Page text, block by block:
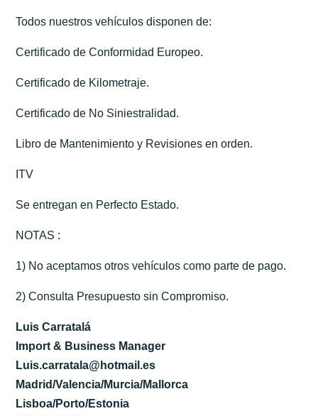
Todos nuestros vehículos disponen de:
Certificado de Conformidad Europeo.
Certificado de Kilometraje.
Certificado de No Siniestralidad.
Libro de Mantenimiento y Revisiones en orden.
ITV
Se entregan en Perfecto Estado.
NOTAS :
1) No aceptamos otros vehículos como parte de pago.
2) Consulta Presupuesto sin Compromiso.
Luis Carratalá
Import & Business Manager
Luis.carratala@hotmail.es
Madrid/Valencia/Murcia/Mallorca
Lisboa/Porto/Estonia